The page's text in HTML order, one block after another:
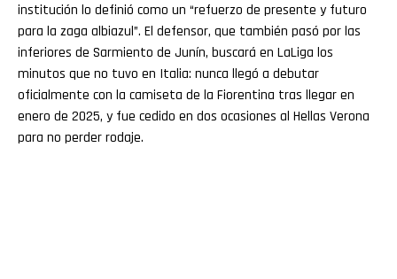
institución lo definió como un “refuerzo de presente y futuro
para la zaga albiazul”. El defensor, que también pasó por las
inferiores de Sarmiento de Junín, buscará en LaLiga los
minutos que no tuvo en Italia: nunca llegó a debutar
oficialmente con la camiseta de la Fiorentina tras llegar en
enero de 2025, y fue cedido en dos ocasiones al Hellas Verona
para no perder rodaje.